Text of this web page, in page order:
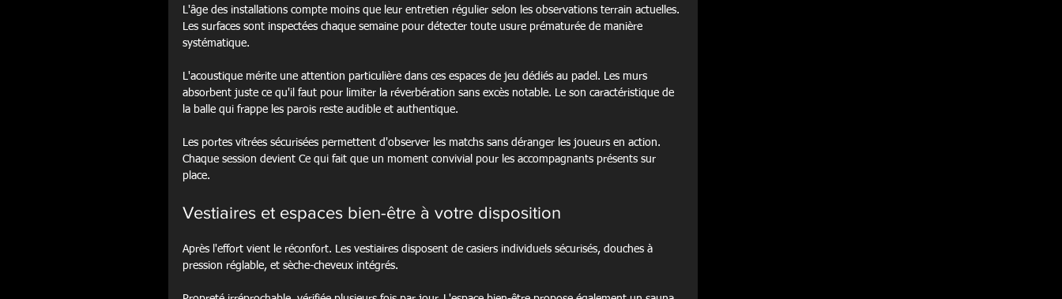
L'âge des installations compte moins que leur entretien régulier selon les observations terrain actuelles.
Les surfaces sont inspectées chaque semaine pour détecter toute usure prématurée de manière
systématique.
L'acoustique mérite une attention particulière dans ces espaces de jeu dédiés au padel. Les murs
absorbent juste ce qu'il faut pour limiter la réverbération sans excès notable. Le son caractéristique de
la balle qui frappe les parois reste audible et authentique.
Les portes vitrées sécurisées permettent d'observer les matchs sans déranger les joueurs en action.
Chaque session devient Ce qui fait que un moment convivial pour les accompagnants présents sur
place.
Vestiaires et espaces bien-être à votre disposition
Après l'effort vient le réconfort. Les vestiaires disposent de casiers individuels sécurisés, douches à
pression réglable, et sèche-cheveux intégrés.